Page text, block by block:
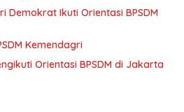
Demokrat Ikuti Orientasi BPSDM
Kemendagri
Orientasi BPSDM di Jakarta